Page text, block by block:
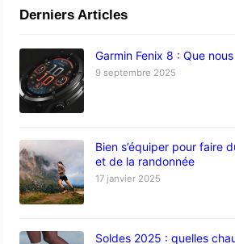
Derniers Articles
Garmin Fenix 8 : Que
9 septembre 2025
Bien s’équiper pour faire
et de la randonnée
17 janvier 2025
Soldes 2025 : quelles